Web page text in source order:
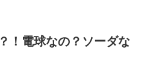
！電球なの？ソーダな